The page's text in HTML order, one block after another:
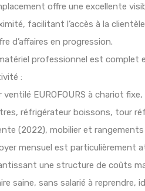
offre une excellente
facilitant l’accès à la
d’affaires en progression.
professionnel est complet
:
ventilé EUROFOURS à chariot
réfrigérateur boissons, tour
(2022), mobilier et
mensuel est particulièrement
une structure de coûts
saine, sans salarié à reprendre,